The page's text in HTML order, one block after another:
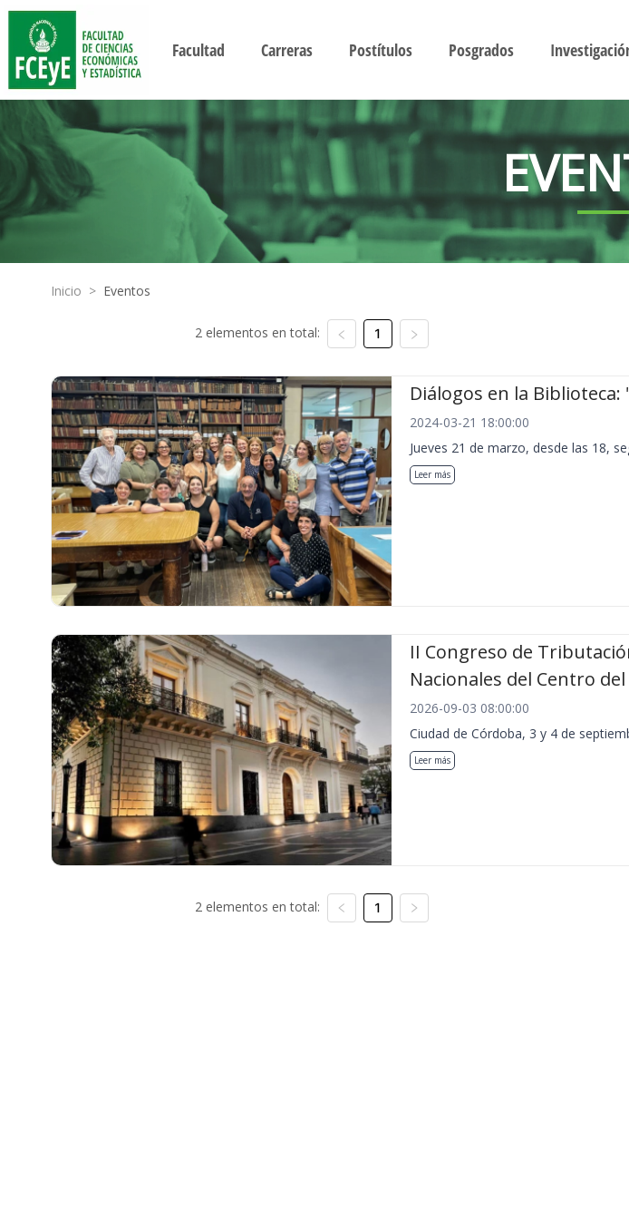
Facultad Carreras Postítulos Posgrados
Inicio > Eventos
2 elementos en total: 1
Diálogos en la Biblioteca:
2024-03-21 18:00:00
Jueves 21 de marzo, desde las 18,
Leer más
II Congreso de
Nacionales del Centro del
2026-09-03 08:00:00
Ciudad de Córdoba, 3 y 4 de
Leer más
2 elementos en total: 1